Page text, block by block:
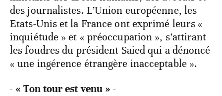
des journalistes. L’Union européenne, les
Etats-Unis et la France ont exprimé leurs «
inquiétude » et « préoccupation », s’attirant
les foudres du président Saied qui a dénoncé
« une ingérence étrangère inacceptable ».
- « Ton tour est venu » -